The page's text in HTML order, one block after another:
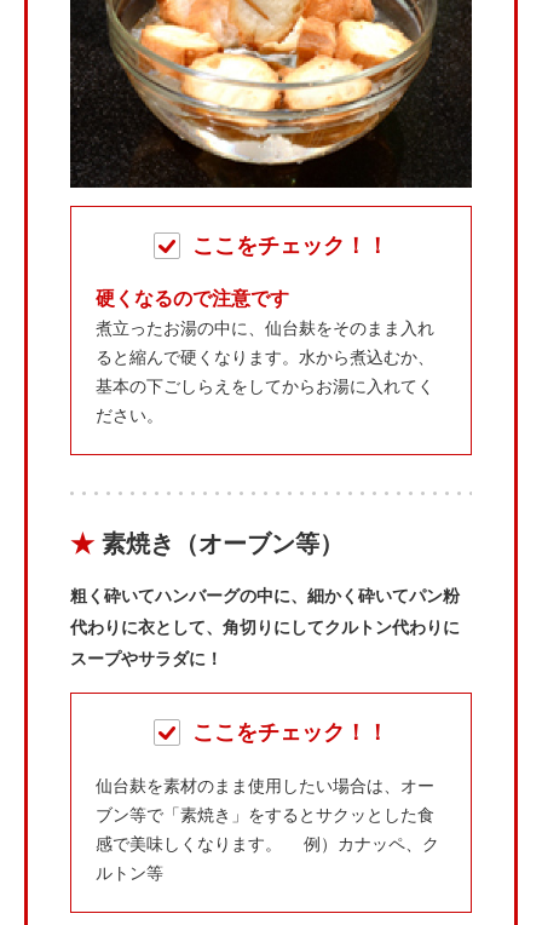
ここをチェック！！
硬くなるので注意です
煮立ったお湯の中に、仙台麸をそのまま入れ
ると縮んで硬くなります。水から煮込むか、
基本の下ごしらえをしてからお湯に入れてく
ださい。
★ 素焼き（オーブン等）
粗く砕いてハンバーグの中に、細かく砕いてパン粉
代わりに衣として、角切りにしてクルトン代わりに
スープやサラダに！
ここをチェック！！
仙台麸を素材のまま使用したい場合は、オー
ブン等で「素焼き」をするとサクッとした食
感で美味しくなります。 例）カナッペ、ク
ルトン等